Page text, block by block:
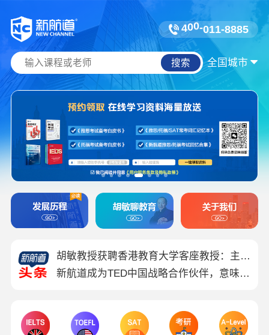
400-01 1-8885
搜索 全国城市
重磅官宣｜新航道美行思远成为新加坡南洋艺术学院（NAFA）官方授权考试点！
重磅喜讯｜新航道&锦秋正式获得Cognia认证！首批学校同步通过，跻身全球优质教育行列
官宣 | AST考试局正式授牌新航道锦秋！普高生新增+留学双线升学选择
胡敏教授获聘香港教育大学客座教授：主讲「中国价值领导力」解锁现代管理
新航道成为TED中国战略合作伙伴，意味着什么？
AF 教学服务全面升级！【4R 个性化学习方案】重塑艺术留学教育的创造力基因！